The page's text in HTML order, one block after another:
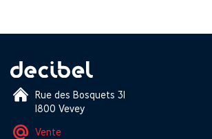
Rue des Bosquets 31
1800 Vevey
Vente